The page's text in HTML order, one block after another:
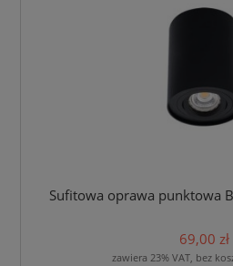
Sufitowa oprawa punktowa
69,00 zł
zawiera 23% VAT, bez